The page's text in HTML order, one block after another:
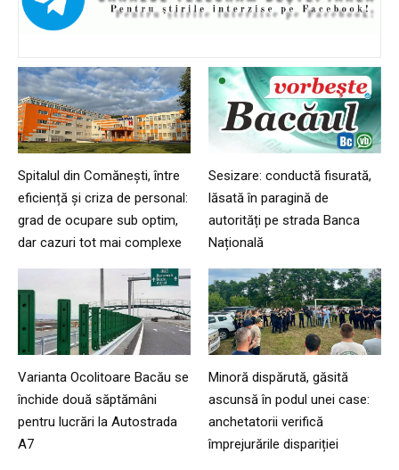
Spitalul din Comănești, între
eficiență și criza de personal:
grad de ocupare sub optim,
dar cazuri tot mai complexe
Sesizare: conductă fisurată,
lăsată în paragină de
autorități pe strada Banca
Națională
Varianta Ocolitoare Bacău se
închide două săptămâni
pentru lucrări la Autostrada
A7
Minoră dispărută, găsită
ascunsă în podul unei case:
anchetatorii verifică
împrejurările dispariției